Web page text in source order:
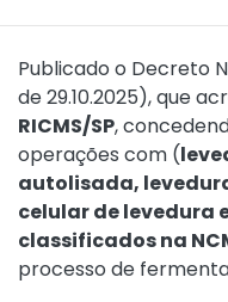
Publicado o Decreto
de 29.10.2025), que
RICMS/SP,
operações com (
autolisada,
celular de levedura
classificados na
processo de